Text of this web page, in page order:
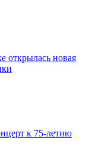
открылась новая
к 75-летию